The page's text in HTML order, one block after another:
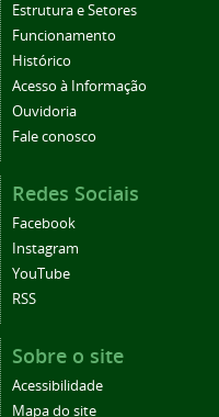
Estrutura e Setores
Funcionamento
Histórico
Acesso à Informação
Ouvidoria
Fale conosco
Redes Sociais
Facebook
Instagram
YouTube
RSS
Sobre o site
Acessibilidade
Mapa do site